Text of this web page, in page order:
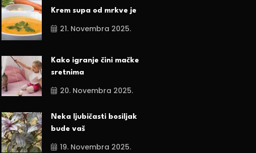
Krem supa od mrkve je
21. Novembra 2025.
Kako igranje čini mačke
sretnima
20. Novembra 2025.
Neka ljubičasti bosiljak
bude vaš
19. Novembra 2025.